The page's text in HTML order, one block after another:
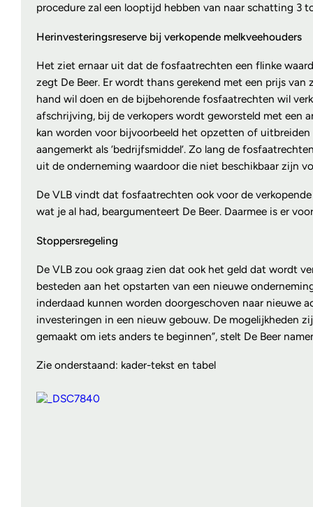
procedure zal een looptijd hebben van naar schatting 3
Herinvesteringsreserve bij verkopende melkveehouders
Het ziet ernaar uit dat de fosfaatrechten een flinke
zegt De Beer. Er wordt thans gerekend met een prijs
hand wil doen en de bijbehorende fosfaatrechten wil
afschrijving, bij de verkopers wordt geworsteld met een
kan worden voor bijvoorbeeld het opzetten of
aangemerkt als ‘bedrijfsmiddel’. Zo lang de
uit de onderneming waardoor die niet beschikbaar zijn
De VLB vindt dat fosfaatrechten ook voor de
wat je al had, beargumenteert De Beer. Daarmee is er
Stoppersregeling
De VLB zou ook graag zien dat ook het geld dat wordt
besteden aan het opstarten van een nieuwe
inderdaad kunnen worden doorgeschoven naar nieuwe
investeringen in een nieuw gebouw. De mogelijkheden
gemaakt om iets anders te beginnen”, stelt De Beer
Zie onderstaand: kader-tekst en tabel